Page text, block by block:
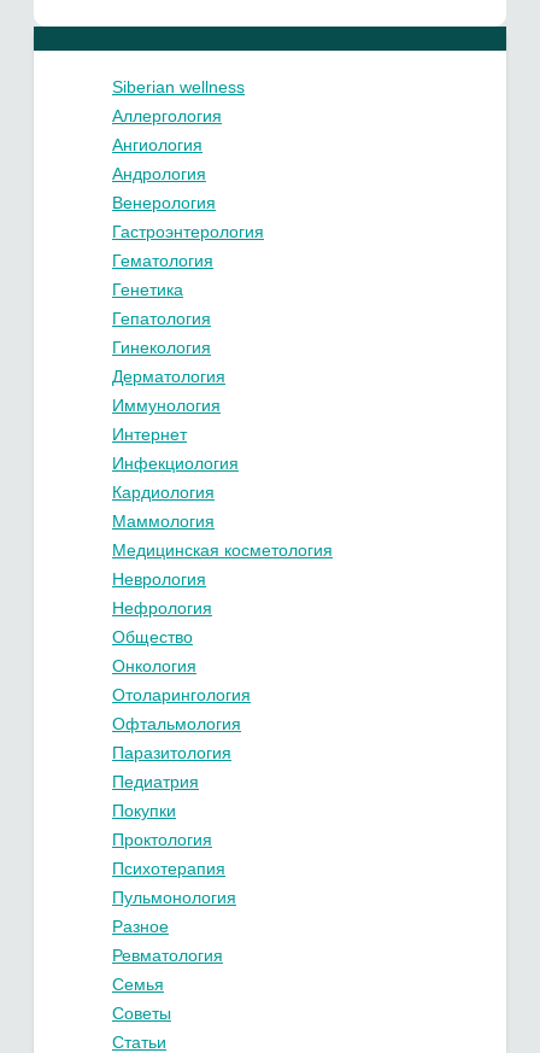
Siberian wellness
Аллергология
Ангиология
Андрология
Венерология
Гастроэнтерология
Гематология
Генетика
Гепатология
Гинекология
Дерматология
Иммунология
Интернет
Инфекциология
Кардиология
Маммология
Медицинская косметология
Неврология
Нефрология
Общество
Онкология
Отоларингология
Офтальмология
Паразитология
Педиатрия
Покупки
Проктология
Психотерапия
Пульмонология
Разное
Ревматология
Семья
Советы
Статьи